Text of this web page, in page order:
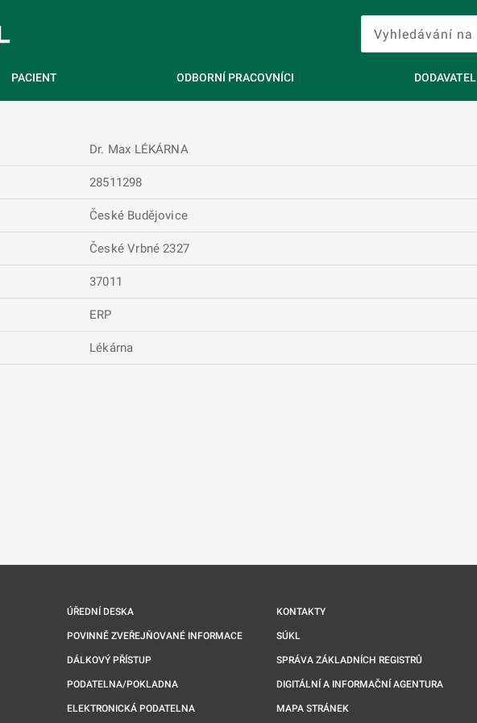
PACIENT ODBORNÍ PRACOVNÍCI DODAVATEL
Dr. Max LÉKÁRNA
28511298
České Budějovice
České Vrbné 2327
37011
ERP
Lékárna
kartě
na nové kartě
ÚŘEDNÍ DESKA
POVINNĚ ZVEŘEJŇOVANÉ INFORMACE
DÁLKOVÝ PŘÍSTUP
PODATELNA/POKLADNA
ELEKTRONICKÁ PODATELNA
KONTAKTY
SÚKL
SPRÁVA ZÁKLADNÍCH REGISTRŮ
DIGITÁLNÍ A INFORMAČNÍ AGENTURA
MAPA STRÁNEK